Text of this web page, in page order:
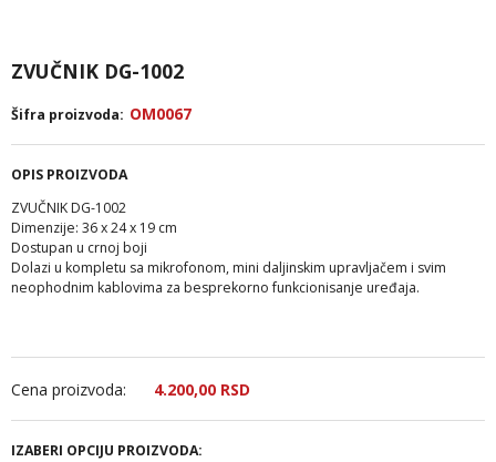
ZVUČNIK DG-1002
Šifra proizvoda: OM0067
OPIS PROIZVODA
ZVUČNIK DG-1002
Dimenzije: 36 x 24 x 19 cm
Dostupan u crnoj boji
Dolazi u kompletu sa mikrofonom, mini daljinskim upravljačem i svim
neophodnim kablovima za besprekorno funkcionisanje uređaja.
Cena proizvoda: 4.200,00 RSD
IZABERI OPCIJU PROIZVODA: